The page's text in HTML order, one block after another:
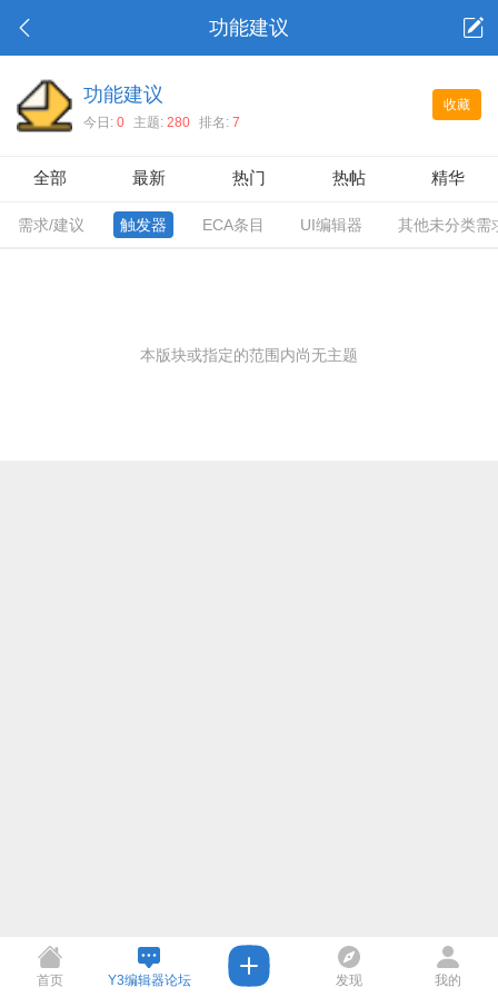
功能建议
收藏
功能建议
今日: 0 主题: 280 排名: 7
全部 最新 热门 热帖 精华
需求/建议 触发器 ECA条目 UI编辑器 其他未分类需
本版块或指定的范围内尚无主题
首页 Y3编辑器论坛 发现 我的